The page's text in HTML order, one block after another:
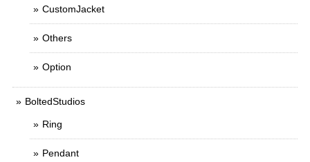
CustomJacket
Others
Option
BoltedStudios
Ring
Pendant